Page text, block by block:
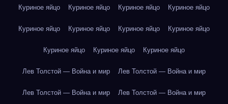
Куриное яйцо Куриное яйцо Куриное яйцо Куриное яйцо
Куриное яйцо Куриное яйцо Куриное яйцо Куриное яйцо
Куриное яйцо Куриное яйцо Куриное яйцо
Лев Толстой — Война и мир Лев Толстой — Война и мир
Лев Толстой — Война и мир Лев Толстой — Война и мир